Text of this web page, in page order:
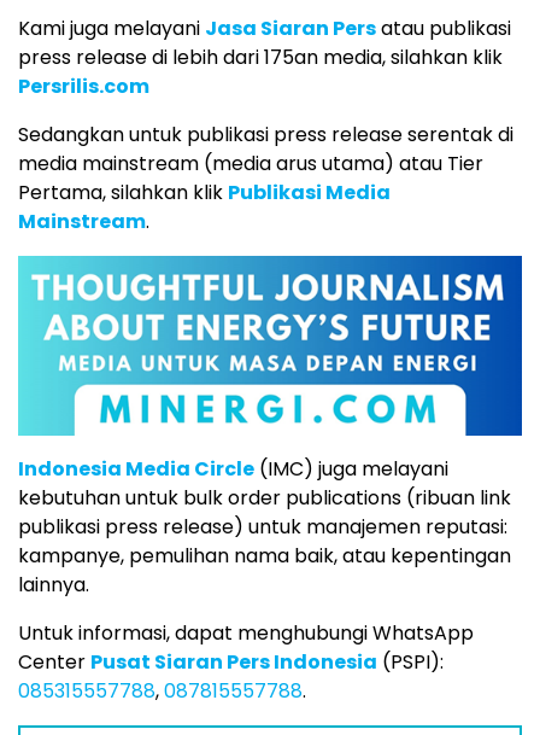
Kami juga melayani Jasa Siaran Persatau publikasi
press release di lebih dari 175an media, silahkan klik
Persrilis.com
Sedangkan untuk publikasi press release serentak di
media mainstream (media arus utama) atau Tier
Pertama, silahkan klik Publikasi Media
Mainstream.
Indonesia Media Circle (IMC) juga melayani
kebutuhan untuk bulk order publications (ribuan link
publikasi press release) untuk manajemen reputasi:
kampanye, pemulihan nama baik, atau kepentingan
lainnya.
Untuk informasi, dapat menghubungi WhatsApp
Center Pusat Siaran Pers Indonesia (PSPI):
085315557788,087815557788.